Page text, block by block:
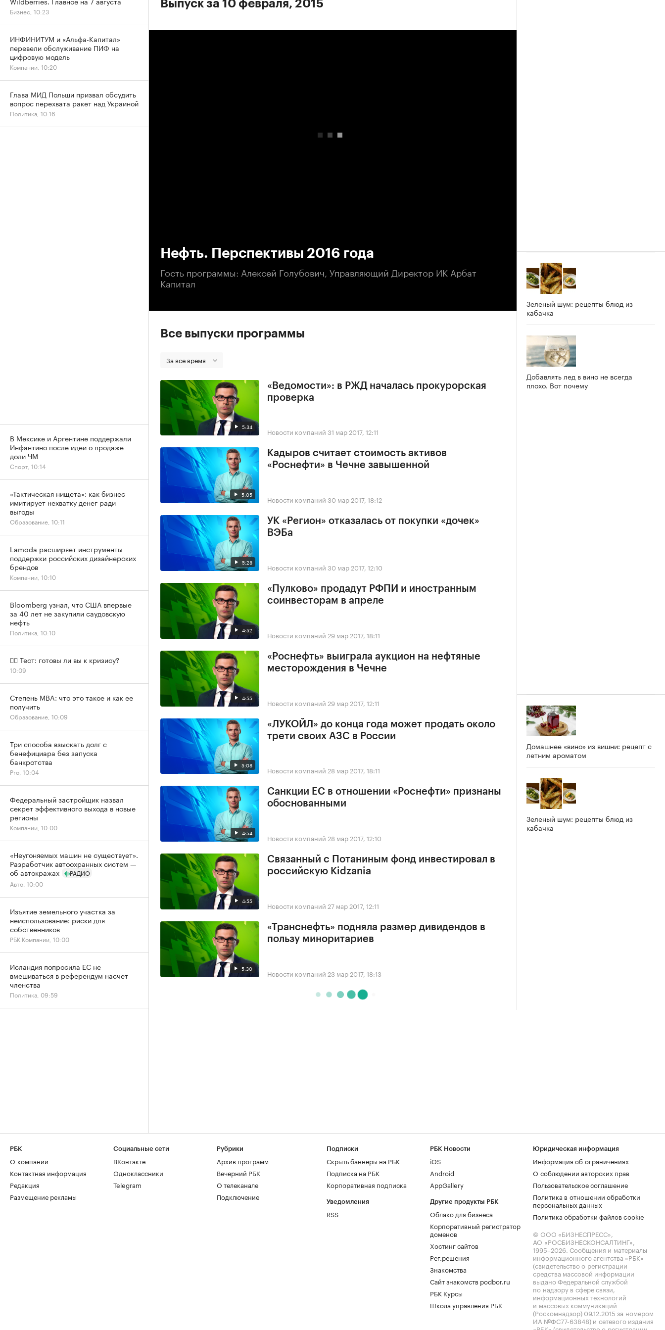
Выпуск за 10 февраля, 2015
Нефть. Перспективы 2016 года
Гость программы: Алексей Голубович, Управляющий Директор ИК Арбат
Капитал
Все выпуски программы
За все время
5:34
«Ведомости»: в РЖД началась прокурорская
проверка
Новости компаний 31 мар 2017, 12:11
5:05
Кадыров считает стоимость активов
«Роснефти» в Чечне завышенной
Новости компаний 30 мар 2017, 18:12
5:28
УК «Регион» отказалась от покупки «дочек»
ВЭБа
Новости компаний 30 мар 2017, 12:10
4:52
«Пулково» продадут РФПИ и иностранным
соинвесторам в апреле
Новости компаний 29 мар 2017, 18:11
4:55
«Роснефть» выиграла аукцион на нефтяные
месторождения в Чечне
Новости компаний 29 мар 2017, 12:11
5:08
«ЛУКОЙЛ» до конца года может продать около
трети своих АЗС в России
Новости компаний 28 мар 2017, 18:11
4:54
Санкции ЕС в отношении «Роснефти» признаны
обоснованными
Новости компаний 28 мар 2017, 12:10
4:55
Связанный с Потаниным фонд инвестировал в
российскую Kidzania
Новости компаний 27 мар 2017, 12:11
5:30
«Транснефть» подняла размер дивидендов в
пользу миноритариев
Новости компаний 23 мар 2017, 18:13
Зеленый шум: рецепты блюд из
кабачка
Добавлять лед в вино не всегда
плохо. Вот почему
Домашнее «вино» из вишни: рецепт с
летним ароматом
Зеленый шум: рецепты блюд из
кабачка
Бизнес, 10:23
ИНФИНИТУМ и «Альфа-Капитал»
перевели обслуживание ПИФ на
цифровую модель
Компании, 10:20
Глава МИД Польши призвал обсудить
вопрос перехвата ракет над Украиной
Политика, 10:16
В Мексике и Аргентине поддержали
Инфантино после идеи о продаже
доли ЧМ
Спорт, 10:14
«Тактическая нищета»: как бизнес
имитирует нехватку денег ради
выгоды
Образование, 10:11
Lamoda расширяет инструменты
поддержки российских дизайнерских
брендов
Компании, 10:10
Bloomberg узнал, что США впервые
за 40 лет не закупили саудовскую
нефть
Политика, 10:10
✍🏻 Тест: готовы ли вы к кризису?
10:09
Степень MBA: что это такое и как ее
получить
Образование, 10:09
Три способа взыскать долг с
бенефициара без запуска
банкротства
Pro, 10:04
Федеральный застройщик назвал
секрет эффективного выхода в новые
регионы
Компании, 10:00
«Неугоняемых машин не существует».
Разработчик автоохранных систем —
об автокражах
РАДИО
Авто, 10:00
Изъятие земельного участка за
неиспользование: риски для
собственников
РБК Компании, 10:00
Исландия попросила ЕС не
вмешиваться в референдум насчет
членства
Политика, 09:59
РБК
О компании
Контактная информация
Редакция
Размещение рекламы
Социальные сети
ВКонтакте
Одноклассники
Telegram
Рубрики
Архив программ
Вечерний РБК
О телеканале
Подключение
Подписки
Скрыть баннеры на РБК
Подписка на РБК
Корпоративная подписка
Уведомления
RSS
РБК Новости
iOS
Android
AppGallery
Другие продукты РБК
Облако для бизнеса
Корпоративный регистратор
доменов
Хостинг сайтов
Рег.решения
Знакомства
Сайт знакомств podbor.ru
РБК Курсы
Школа управления РБК
Юридическая информация
Информация об ограничениях
О соблюдении авторских прав
Пользовательское соглашение
Политика в отношении обработки
персональных данных
Политика обработки файлов cookie
© ООО «БИЗНЕСПРЕСС»,
АО «РОСБИЗНЕСКОНСАЛТИНГ»,
1995–2026. Сообщения и материалы
информационного агентства «РБК»
(свидетельство о регистрации
средства массовой информации
выдано Федеральной службой
по надзору в сфере связи,
информационных технологий
и массовых коммуникаций
(Роскомнадзор) 09.12.2015 за номером
ИА №ФС77-63848) и сетевого издания